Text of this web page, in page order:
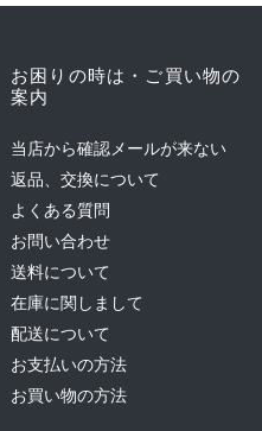
お困りの時は・ご買い物の
案内
当店から確認メールが来ない
返品、交換について
よくある質問
お問い合わせ
送料について
在庫に関しまして
配送について
お支払いの方法
お買い物の方法